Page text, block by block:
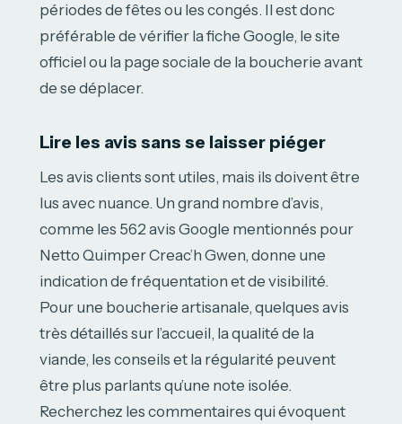
périodes de fêtes ou les congés. Il est donc
préférable de vérifier la fiche Google, le site
officiel ou la page sociale de la boucherie avant
de se déplacer.
Lire les avis sans se laisser piéger
Les avis clients sont utiles, mais ils doivent être
lus avec nuance. Un grand nombre d’avis,
comme les 562 avis Google mentionnés pour
Netto Quimper Creac’h Gwen, donne une
indication de fréquentation et de visibilité.
Pour une boucherie artisanale, quelques avis
très détaillés sur l’accueil, la qualité de la
viande, les conseils et la régularité peuvent
être plus parlants qu’une note isolée.
Recherchez les commentaires qui évoquent